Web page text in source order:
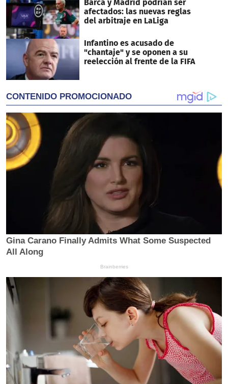
Barca y Madrid podrían ser
afectados: las nuevas reglas
del arbitraje en LaLiga
Infantino es acusado de
"chantaje" y se oponen a su
reelección al frente de la FIFA